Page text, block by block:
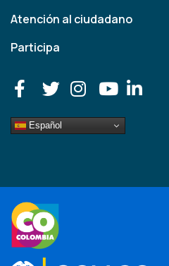
Atención al ciudadano
Participa
Español